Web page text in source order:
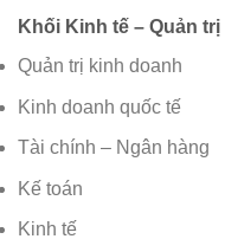
Khối Kinh tế – Quản trị
Quản trị kinh doanh
Kinh doanh quốc tế
Tài chính – Ngân hàng
Kế toán
Kinh tế